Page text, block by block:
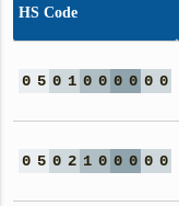
HS Code
0 5 0 1 0 0 0 0 0 0
0 5 0 2 1 0 0 0 0 0